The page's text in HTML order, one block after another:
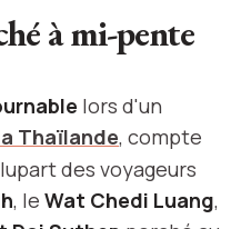
à mi-pente
lors d'un
Thaïlande, compte
des voyageurs
, le Wat Chedi Luang,